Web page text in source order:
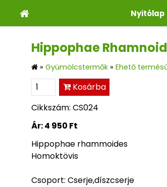
Nyitólap
Hippophae
» Gyümölcstermők » Ehető
Kosárba
Cikkszám: CS024
Ár:4 950 Ft
Hippophae rhammoides
Homoktövis
Csoport: Cserje,díszcserje